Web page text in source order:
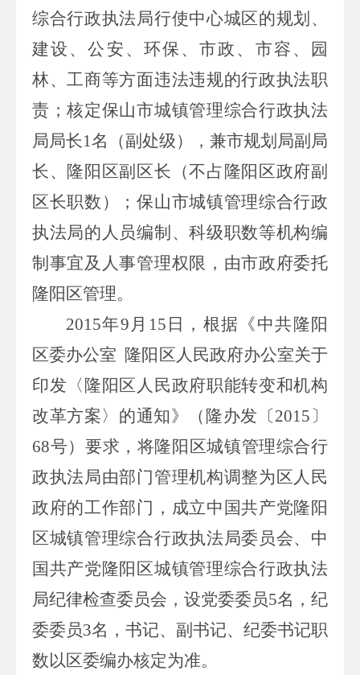
综合行政执法局行使中心城区的规划、
建设、公安、环保、市政、市容、园
林、工商等方面违法违规的行政执法职
责；核定保山市城镇管理综合行政执法
局局长1名（副处级），兼市规划局副局
长、隆阳区副区长（不占隆阳区政府副
区长职数）；保山市城镇管理综合行政
执法局的人员编制、科级职数等机构编
制事宜及人事管理权限，由市政府委托
隆阳区管理。
2015年9 月 15 日，根据《中共隆阳
区委办公室 隆阳区人民政府办公室关于
印发〈隆阳区人民政府职能转变和机构
改革方案〉的通知》（隆办发〔2015 〕
68号）要求，将隆阳区城镇管理综合行
政执法局由部门管理机构调整为区人民
政府的工作部门，成立中国共产党隆阳
区城镇管理综合行政执法局委员会、中
国共产党隆阳区城镇管理综合行政执法
局纪律检查委员会，设党委委员5名，纪
委委员3名，书记、副书记、纪委书记职
数以区委编办核定为准。